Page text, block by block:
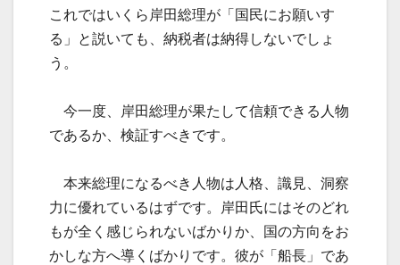
これではいくら岸田総理が「国民にお願いす
る」と説いても、納税者は納得しないでしょ
う。
今一度、岸田総理が果たして信頼できる人物
であるか、検証すべきです。
本来総理になるべき人物は人格、識見、洞察
力に優れているはずです。岸田氏にはそのどれ
もが全く感じられないばかりか、国の方向をお
かしな方へ導くばかりです。彼が「船長」であ